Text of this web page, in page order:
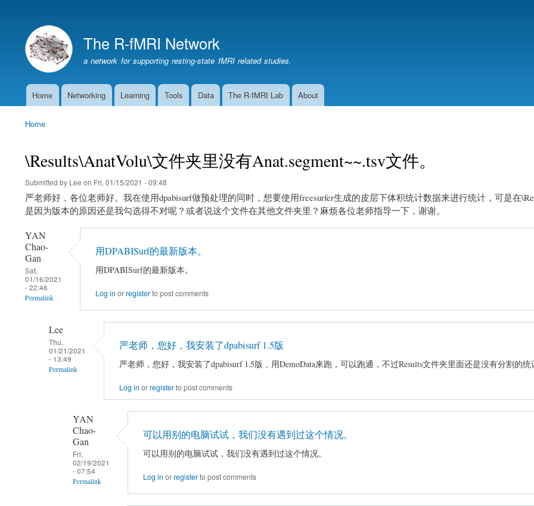
The R-fMRI Network
a network for supporting resting-state fMRI related studies.
MainHome Networking Learning Tools Data The R-fMRI Lab About
Home
\Results\AnatVolu\文件夹里没有Anat.segment~~.tsv文件。
Submitted by Lee on Fri, 01/15/2021 - 09:48
严老师好，各位老师好。我在使用dpabisurf做预处理的同时，想要使用freesurfer生成的皮层下体积统计数据来进行统计，可是在
是因为版本的原因还是我勾选得不对呢？或者说这个文件在其他文件夹里？麻烦各位老师指导一下，谢谢。
YAN
Chao-
Gan
Sat,
01/16/2021
- 22:46
Permalink
用DPABISurf的最新版本。
用DPABISurf的最新版本。
Log in orregisterto post comments
Lee
Thu,
01/21/2021
- 13:49
Permalink
DPABISurf
严老师，您好，我安装了dpabisurf 1.5版
严老师，您好，我安装了dpabisurf 1.5版，用DemoData来跑，可以跑通，不过Results文件夹里面还是没有分割的统
Log in orregisterto post comments
YAN
Chao-
Gan
Fri,
02/19/2021
- 07:54
Permalink
可以用别的电脑试试，我们没有遇到过这个情况。
可以用别的电脑试试，我们没有遇到过这个情况。
Log in orregisterto post comments